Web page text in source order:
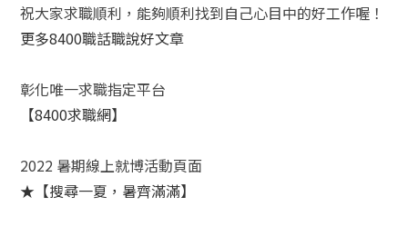
祝大家求職順利，能夠順利找到自己心目中的好工作喔！
更多8400職話職說好文章
彰化唯一求職指定平台
【8400求職網】
2022 暑期線上就博活動頁面
★【搜尋一夏，暑齊滿滿】